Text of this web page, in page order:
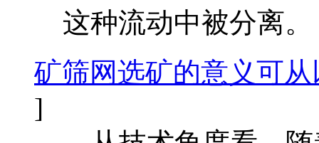
这种流动中被分离。
矿筛网选矿的意义可
]